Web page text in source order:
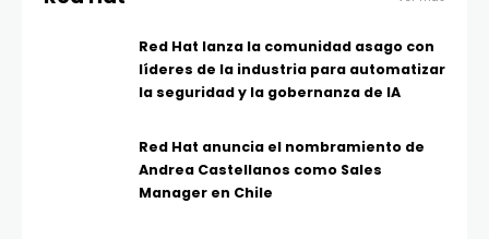
Red Hat lanza la comunidad asago con
líderes de la industria para automatizar
la seguridad y la gobernanza de IA
Red Hat anuncia el nombramiento de
Andrea Castellanos como Sales
Manager en Chile